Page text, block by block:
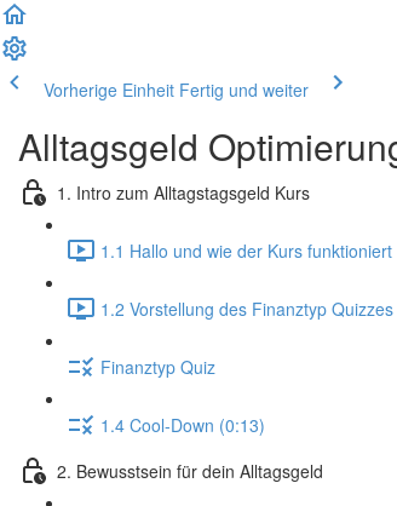
Vorherige Einheit Fertig und weiter
Alltagsgeld
1. Intro zum Alltagstagsgeld Kurs
1.1 Hallo und wie der Kurs funktioniert
1.2 Vorstellung des Finanztyp
Finanztyp Quiz
1.4 Cool-Down (0:13)
2. Bewusstsein für dein Alltagsgeld